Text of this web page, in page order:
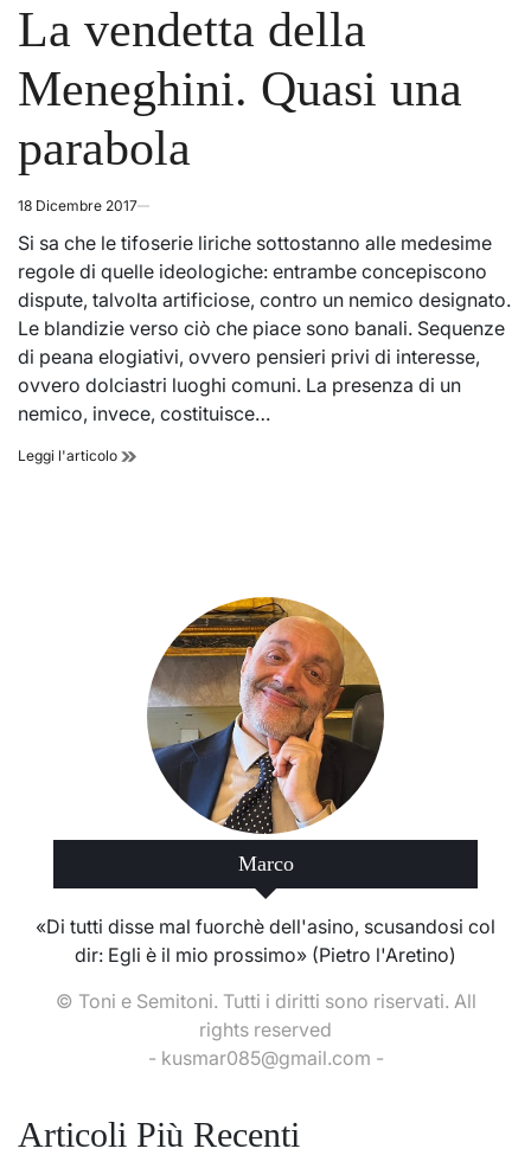
La vendetta della
Meneghini. Quasi una
parabola
18 Dicembre 2017
Si sa che le tifoserie liriche sottostanno alle medesime
regole di quelle ideologiche: entrambe concepiscono
dispute, talvolta artificiose, contro un nemico designato.
Le blandizie verso ciò che piace sono banali. Sequenze
di peana elogiativi, ovvero pensieri privi di interesse,
ovvero dolciastri luoghi comuni. La presenza di un
nemico, invece, costituisce…
Leggi l'articolo La
Marco
«Di tutti disse mal fuorchè dell'asino, scusandosi col
dir: Egli è il mio prossimo» (Pietro l'Aretino)
© Toni e Semitoni. Tutti i diritti sono riservati. All
rights reserved
- kusmar085@gmail.com -
Articoli Più Recenti